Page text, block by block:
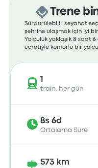
Trene
Sürdürülebilir seyahat
şehrine ulaşmak için iyi
Yolculuk yaklaşık 8 saat
ücretiyle konforlu bir
1
train, her gün
8s 6d
Ortalama Süre
573 km